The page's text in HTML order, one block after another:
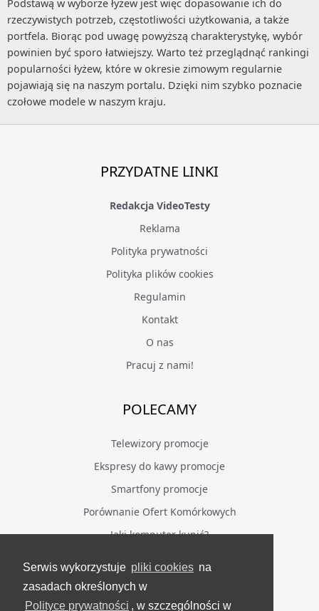
Serwis wykorzystuje pliki cookies na
zasadach określonych w
Polityce prywatności , w szczególności w
Podstawą w wyborze łyżew jest więc dopasowanie ich do
rzeczywistych potrzeb, częstotliwości użytkowania, a także
portfela. Biorąc pod uwagę powyższą charakterystykę, wybór
powinien być sporo łatwiejszy. Warto też przeglądnąć rankingi
popularności łyżew, które w okresie zimowym regularnie
pojawiają się na naszym portalu. Dzięki nim szybko poznacie
czołowe modele w naszym kraju.
PRZYDATNE LINKI
Redakcja VideoTesty
Reklama
Polityka prywatności
Polityka plików cookies
Regulamin
Kontakt
O nas
Pracuj z nami!
POLECAMY
Telewizory promocje
Ekspresy do kawy promocje
Smartfony promocje
Porównanie Ofert Komórkowych
Jaki komputer kupić?
BĄDŹ NA BIEŻĄCO